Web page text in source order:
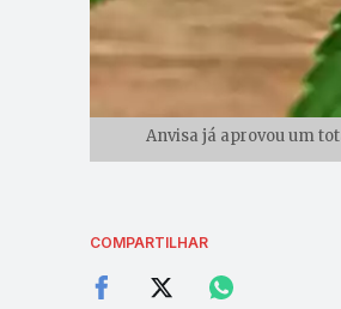
Anvisa já aprovou um
COMPARTILHAR